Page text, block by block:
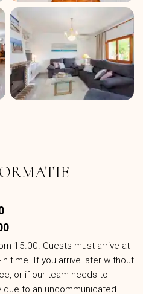
15.00. Guests must arrive at
time. If you arrive later without
or if our team needs to
to an uncommunicated